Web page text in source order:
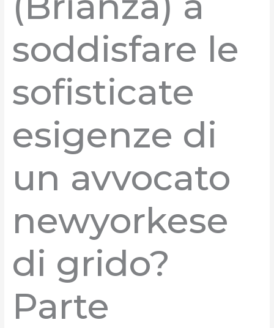
soddisfare le
sofisticate
esigenze di
un avvocato
newyorkese
di grido?
Parte